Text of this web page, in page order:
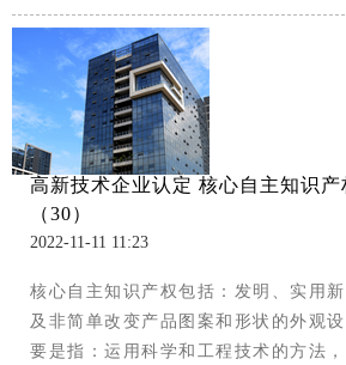
高新技术企业认定 核心自主知识产
（30）
2022-11-11 11:23
核心自主知识产权包括：发明、实用
及非简单改变产品图案和形状的外观
要是指：运用科学和工程技术的方法